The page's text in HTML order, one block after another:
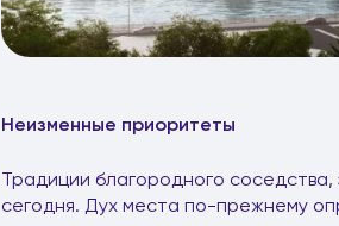
Неизменные приоритеты
Традиции благородного
сегодня. Дух места по-прежнему